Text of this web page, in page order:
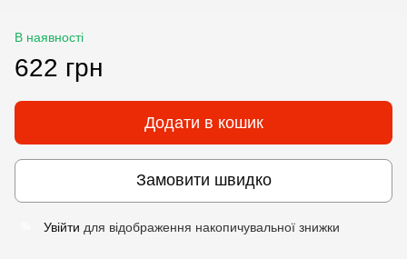
В наявності
622 грн
Додати в кошик
Замовити швидко
Увійти для відображення накопичувальної знижки